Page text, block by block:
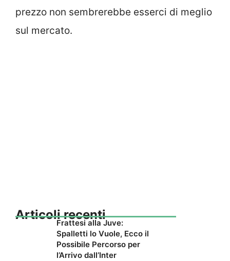
prezzo non sembrerebbe esserci di meglio
sul mercato.
Articoli recenti
Frattesi alla Juve:
Spalletti lo Vuole, Ecco il
Possibile Percorso per
l’Arrivo dall’Inter